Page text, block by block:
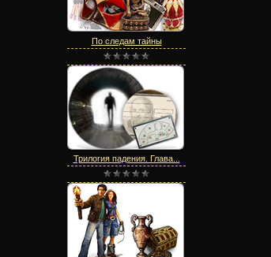
По следам тайны
Трилогия падения. Глава...